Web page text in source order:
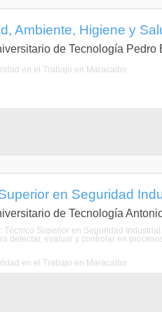
Ambiente, Higiene y
de Tecnología Pedro
en el Trabajo en Maracaibo
en Seguridad
de Tecnología
Técnico Superior en Seguridad
detectar, evaluar y controlar en
en el Trabajo en Maracaibo